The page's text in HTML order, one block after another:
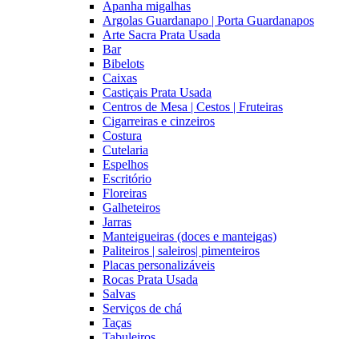
Apanha migalhas
Argolas Guardanapo | Porta Guardanapos
Arte Sacra Prata Usada
Bar
Bibelots
Caixas
Castiçais Prata Usada
Centros de Mesa | Cestos | Fruteiras
Cigarreiras e cinzeiros
Costura
Cutelaria
Espelhos
Escritório
Floreiras
Galheteiros
Jarras
Manteigueiras (doces e manteigas)
Paliteiros | saleiros| pimenteiros
Placas personalizáveis
Rocas Prata Usada
Salvas
Serviços de chá
Taças